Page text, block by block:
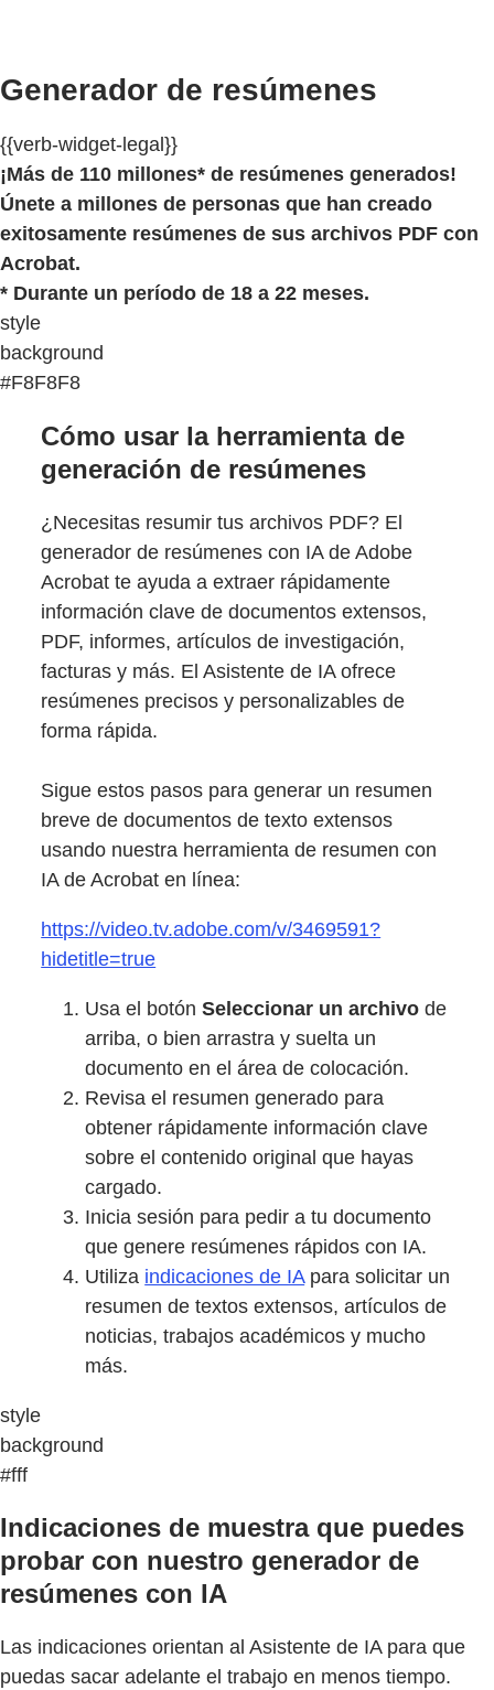
Generador de resúmenes
{{verb-widget-legal}}
¡Más de 110 millones* de resúmenes generados!
Únete a millones de personas que han creado
exitosamente resúmenes de sus archivos PDF con
Acrobat.
* Durante un período de 18 a 22 meses.
style
background
#F8F8F8
Cómo usar la herramienta de
generación de resúmenes
¿Necesitas resumir tus archivos PDF? El
generador de resúmenes con IA de Adobe
Acrobat te ayuda a extraer rápidamente
información clave de documentos extensos,
PDF, informes, artículos de investigación,
facturas y más. El Asistente de IA ofrece
resúmenes precisos y personalizables de
forma rápida.
Sigue estos pasos para generar un resumen
breve de documentos de texto extensos
usando nuestra herramienta de resumen con
IA de Acrobat en línea:
https://video.tv.adobe.com/v/3469591?
hidetitle=true
Usa el botónSeleccionar un archivo de
arriba, o bien arrastra y suelta un
documento en el área de colocación.
Revisa el resumen generado para
obtener rápidamente información clave
sobre el contenido original que hayas
cargado.
Inicia sesión para pedir a tu documento
que genere resúmenes rápidos con IA.
Utiliza indicaciones de IApara solicitar un
resumen de textos extensos, artículos de
noticias, trabajos académicos y mucho
más.
style
background
#fff
Indicaciones de muestra que puedes
probar con nuestro generador de
resúmenes con IA
Las indicaciones orientan al Asistente de IA para que
puedas sacar adelante el trabajo en menos tiempo.